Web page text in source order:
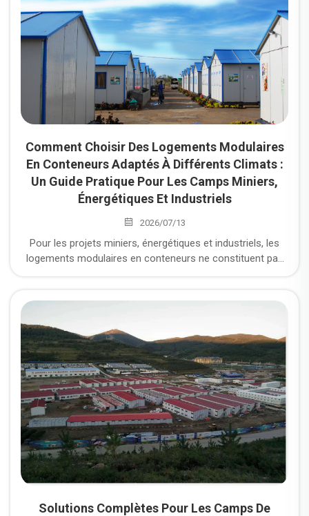
Comment Choisir Des Logements Modulaires
En Conteneurs Adaptés À Différents Climats :
Un Guide Pratique Pour Les Camps Miniers,
Énergétiques Et Industriels
2026/07/13
Pour les projets miniers, énergétiques et industriels, les
logements modulaires en conteneurs ne constituent pas
Ces projets sont souvent situés dans des zones reculées
ou des régions extrêmement froides, où les conditions
climatiques influencent directement le confort des
travailleurs, la durabilité structurelle, la continuité des
opérations, la consommation énergétique et le coût total
sur le cycle de vie. C’est pourquoi la première question à
se poser ne doit jamais être « Quel logement modulaire en
conteneur est le moins cher ? », mais plutôt « Quel
système de logements modulaires en conteneurs est
conçu pour le climat local ? »
Solutions Complètes Pour Les Camps De